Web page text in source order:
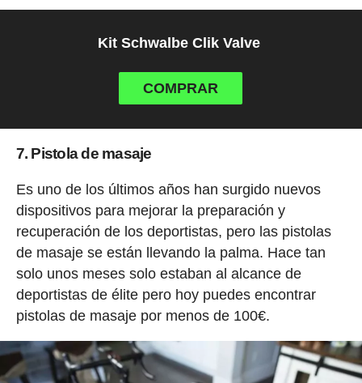
Kit Schwalbe Clik Valve
COMPRAR
7. Pistola de masaje
Es uno de los últimos años han surgido nuevos
dispositivos para mejorar la preparación y
recuperación de los deportistas, pero las pistolas
de masaje se están llevando la palma. Hace tan
solo unos meses solo estaban al alcance de
deportistas de élite pero hoy puedes encontrar
pistolas de masaje por menos de 100€.